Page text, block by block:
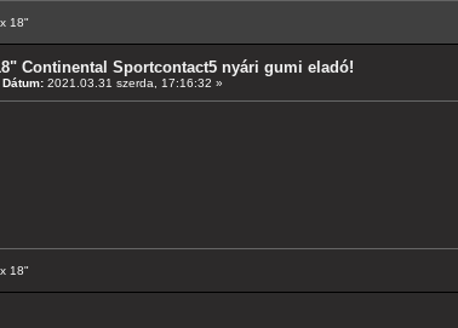
18"
Continental Sportcontact5 nyári gumi eladó!
2021.03.31 szerda, 17:16:32 »
18"